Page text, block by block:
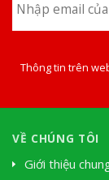
Thông tin trên
VỀ CHÚNG TÔI
Giới thiệu